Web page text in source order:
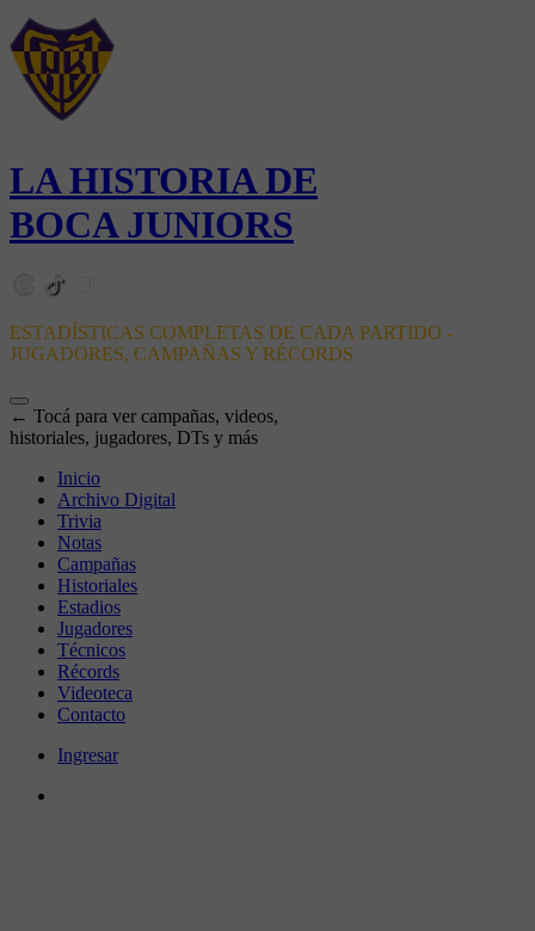
LA HISTORIA DE
BOCA JUNIORS
ESTADÍSTICAS COMPLETAS DE CADA PARTIDO -
JUGADORES, CAMPAÑAS Y RÉCORDS
← Tocá para ver campañas, videos,
historiales, jugadores, DTs y más
Inicio
Archivo Digital
Trivia
Notas
Campañas
Historiales
Estadios
Jugadores
Técnicos
Récords
Videoteca
Contacto
Ingresar